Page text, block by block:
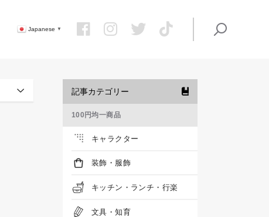
Japanese ▼
記事カテゴリー
100円均一商品
キャラクター
装飾・服飾
キッチン・ランチ・行楽
文具・知育